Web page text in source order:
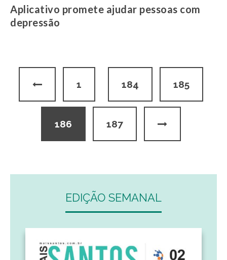
Aplicativo promete ajudar pessoas com
depressão
1 184 185
186 187
EDIÇÃO SEMANAL